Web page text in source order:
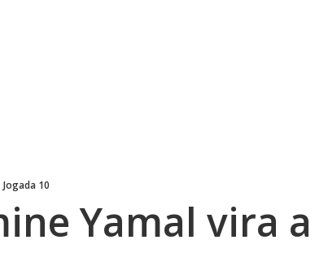
Jogada 10
Yamal vira